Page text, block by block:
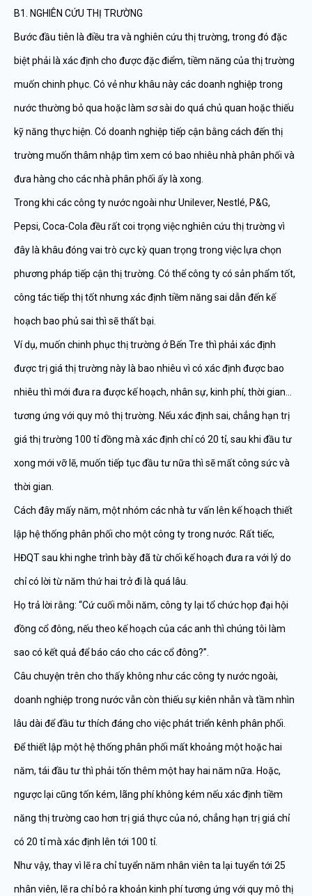
B1. NGHIÊN CỨU THỊ TRƯỜNG
Bước đầu tiên là điều tra và nghiên cứu thị trường, trong đó đặc
biệt phải là xác định cho được đặc điểm, tiềm năng của thị trường
muốn chinh phục. Có vẻ như khâu này các doanh nghiệp trong
nước thường bỏ qua hoặc làm sơ sài do quá chủ quan hoặc thiếu
kỹ năng thực hiện. Có doanh nghiệp tiếp cận bằng cách đến thị
trường muốn thâm nhập tìm xem có bao nhiêu nhà phân phối và
đưa hàng cho các nhà phân phối ấy là xong.
Trong khi các công ty nước ngoài như Unilever, Nestlé, P&G,
Pepsi, Coca-Cola đều rất coi trọng việc nghiên cứu thị trường vì
đây là khâu đóng vai trò cực kỳ quan trọng trong việc lựa chọn
phương pháp tiếp cận thị trường. Có thể công ty có sản phẩm tốt,
công tác tiếp thị tốt nhưng xác định tiềm năng sai dẫn đến kế
hoạch bao phủ sai thì sẽ thất bại.
Ví dụ, muốn chinh phục thị trường ở Bến Tre thì phải xác định
được trị giá thị trường này là bao nhiêu vì có xác định được bao
nhiêu thì mới đưa ra được kế hoạch, nhân sự, kinh phí, thời gian…
tương ứng với quy mô thị trường. Nếu xác định sai, chẳng hạn trị
giá thị trường 100 tỉ đồng mà xác định chỉ có 20 tỉ, sau khi đầu tư
xong mới vỡ lẽ, muốn tiếp tục đầu tư nữa thì sẽ mất công sức và
thời gian.
Cách đây mấy năm, một nhóm các nhà tư vấn lên kế hoạch thiết
lập hệ thống phân phối cho một công ty trong nước. Rất tiếc,
HĐQT sau khi nghe trình bày đã từ chối kế hoạch đưa ra với lý do
chỉ có lời từ năm thứ hai trở đi là quá lâu.
Họ trả lời rằng: “Cứ cuối mỗi năm, công ty lại tổ chức họp đại hội
đồng cổ đông, nếu theo kế hoạch của các anh thì chúng tôi làm
sao có kết quả để báo cáo cho các cổ đông?”.
Câu chuyện trên cho thấy không như các công ty nước ngoài,
doanh nghiệp trong nước vẫn còn thiếu sự kiên nhẫn và tầm nhìn
lâu dài để đầu tư thích đáng cho việc phát triển kênh phân phối.
Để thiết lập một hệ thống phân phối mất khoảng một hoặc hai
năm, tái đầu tư thì phải tốn thêm một hay hai năm nữa. Hoặc,
ngược lại cũng tốn kém, lãng phí không kém nếu xác định tiềm
năng thị trường cao hơn trị giá thực của nó, chẳng hạn trị giá chỉ
có 20 tỉ mà xác định lên tới 100 tỉ.
Như vậy, thay vì lẽ ra chỉ tuyển năm nhân viên ta lại tuyển tới 25
nhân viên, lẽ ra chỉ bỏ ra khoản kinh phí tương ứng với quy mô thị